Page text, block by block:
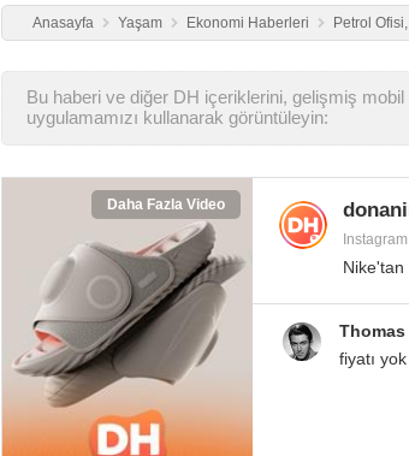
Anasayfa Yaşam Ekonomi Haberleri Petrol
Bu haberi ve diğer DH içeriklerini, gelişmiş mobil
uygulamamızı kullanarak görüntüleyin:
Daha Fazla Video
Nike'tan
fiyatı